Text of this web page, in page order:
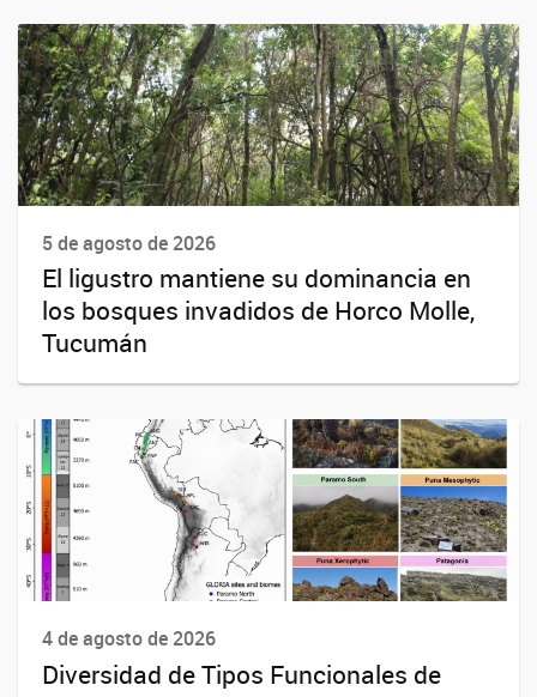
5 de agosto de 2026
El ligustro mantiene su dominancia en
los bosques invadidos de Horco Molle,
Tucumán
4 de agosto de 2026
Diversidad de Tipos Funcionales de